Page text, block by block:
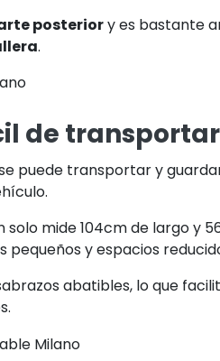
posteriory es bastante
.
de transportar
puede transportar y
solo mide 104cm de largo y
y espacios
abatibles, lo que